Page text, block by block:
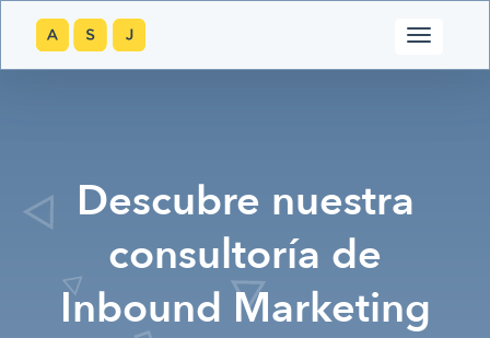
Descubre nuestra
consultoría de
Inbound Marketing